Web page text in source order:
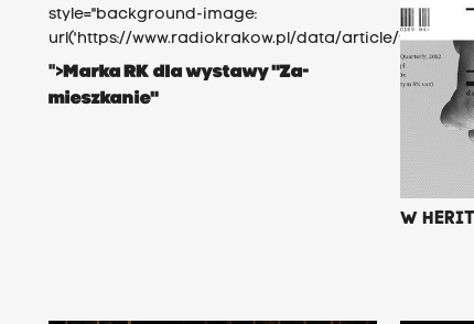
style="background-image:
url('https://www.radiokrakow.pl/data/article/
">Marka RK dla wystawy "Za-
mieszkanie"
W